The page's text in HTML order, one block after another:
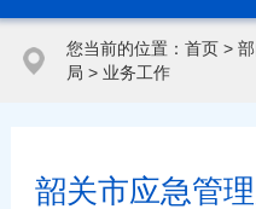
您当前的位置： 首页>
局 > 业务工作
韶关市应急管